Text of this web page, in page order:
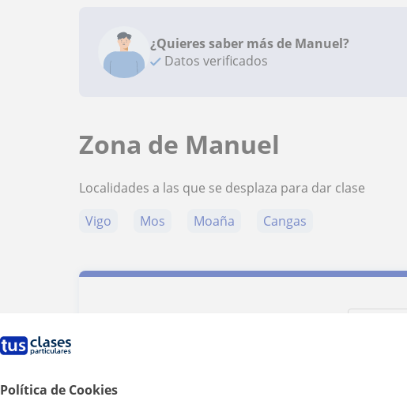
Política de Cookies
¿Quieres saber más de Manuel?
Datos verificados
Zona de Manuel
Localidades a las que se desplaza para dar clase
Vigo
Mos Moaña Cangas